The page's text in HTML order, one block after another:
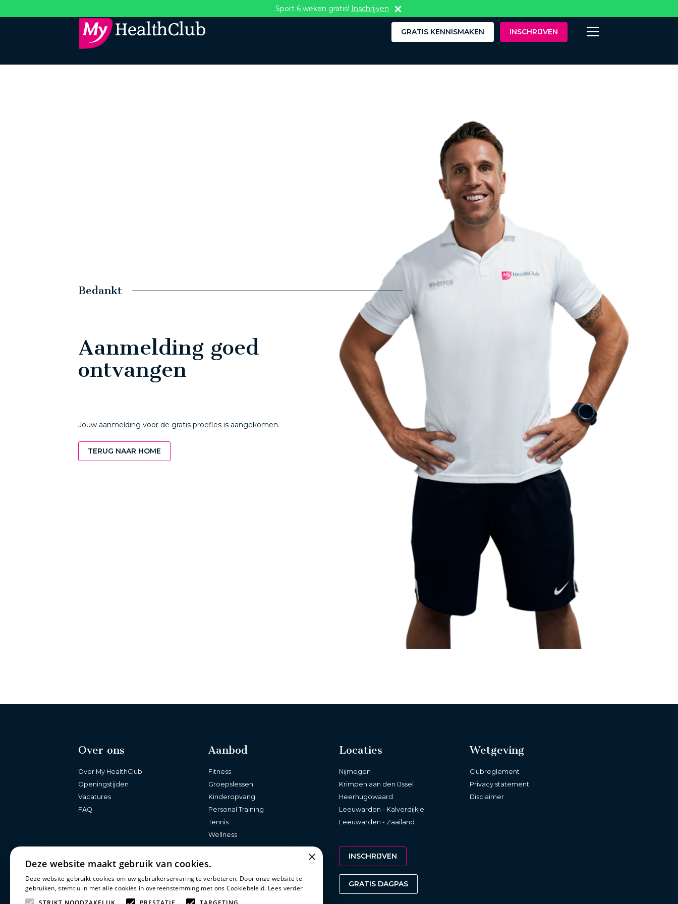
GRATIS KENNISMAKEN INSCHRIJVEN
Sport 6 weken gratis! Inschrijven
Bedankt
Aanmelding goed
ontvangen
Jouw aanmelding voor de gratis proefles is aangekomen.
TERUG NAAR HOME
Over ons
Over My HealthClub
Openingstijden
Vacatures
FAQ
Aanbod
Fitness
Groepslessen
Kinderopvang
Personal Training
Tennis
Wellness
Locaties
Nijmegen
Krimpen aan den IJssel
Heerhugowaard
Leeuwarden - Kalverdijkje
Leeuwarden - Zaailand
INSCHRIJVEN
GRATIS DAGPAS
Wetgeving
Clubreglement
Privacy statement
Disclaimer
×
Deze website maakt gebruik van cookies.
Deze website gebruikt cookies om uw gebruikerservaring te verbeteren. Door onze website te
gebruiken, stemt u in met alle cookies in overeenstemming met ons Cookiebeleid. Lees verder